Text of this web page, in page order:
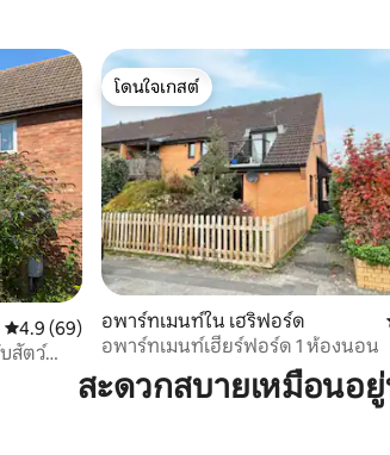
คะแนนเฉลี่ย 4.9 จาก 5, 69 รีวิว
4.9 (69)
สัตว์
โดนใจเกสต์
โดนใจเกสต์
อพาร์ทเมนท์ใน เฮริฟอร์ด
อพาร์ทเมนท์เฮียร์ฟอร์ด 1 ห้องนอน
สะดวกสบายเหมือนอ